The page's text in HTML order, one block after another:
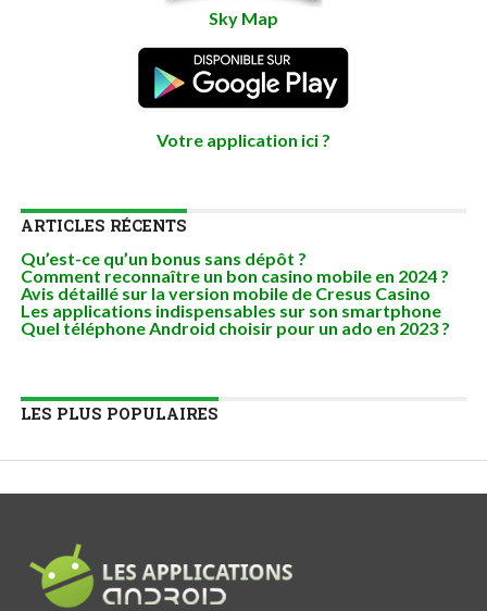
Sky Map
Votre application ici ?
ARTICLES RÉCENTS
Qu’est-ce qu’un bonus sans dépôt ?
Comment reconnaître un bon casino mobile en 2024 ?
Avis détaillé sur la version mobile de Cresus Casino
Les applications indispensables sur son smartphone
Quel téléphone Android choisir pour un ado en 2023 ?
LES PLUS POPULAIRES